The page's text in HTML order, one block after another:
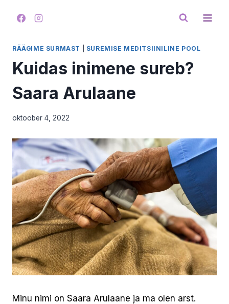
RÄÄGIME SURMAST SUREMISE MEDITSIINILINE POOL
Kuidas inimene sureb?
Saara Arulaane
oktoober 4, 2022
Minu nimi on Saara Arulaane ja ma olen arst.